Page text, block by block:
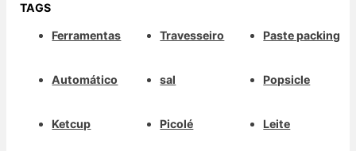
TAGS
Ferramentas
Automático
Ketcup
Travesseiro
sal
Picolé
Paste packing
Popsicle
Leite